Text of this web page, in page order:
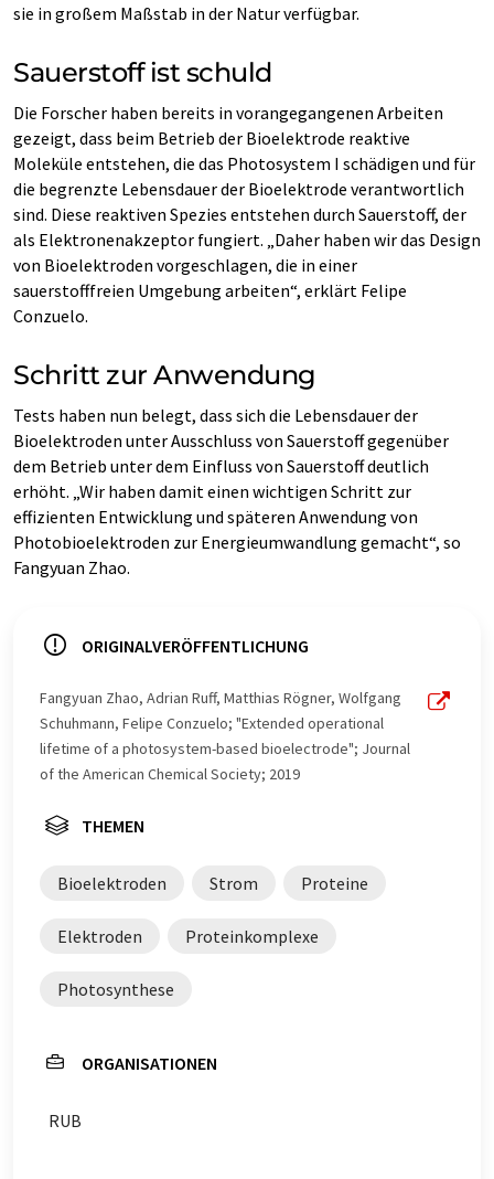
sie in großem Maßstab in der Natur verfügbar.
Sauerstoff ist schuld
Die Forscher haben bereits in vorangegangenen Arbeiten
gezeigt, dass beim Betrieb der Bioelektrode reaktive
Moleküle entstehen, die das Photosystem I schädigen und für
die begrenzte Lebensdauer der Bioelektrode verantwortlich
sind. Diese reaktiven Spezies entstehen durch Sauerstoff, der
als Elektronenakzeptor fungiert. „Daher haben wir das Design
von Bioelektroden vorgeschlagen, die in einer
sauerstofffreien Umgebung arbeiten“, erklärt Felipe
Conzuelo.
Schritt zur Anwendung
Tests haben nun belegt, dass sich die Lebensdauer der
Bioelektroden unter Ausschluss von Sauerstoff gegenüber
dem Betrieb unter dem Einfluss von Sauerstoff deutlich
erhöht. „Wir haben damit einen wichtigen Schritt zur
effizienten Entwicklung und späteren Anwendung von
Photobioelektroden zur Energieumwandlung gemacht“, so
Fangyuan Zhao.
ORIGINALVERÖFFENTLICHUNG
Fangyuan Zhao, Adrian Ruff, Matthias Rögner, Wolfgang
Schuhmann, Felipe Conzuelo; "Extended operational
lifetime of a photosystem-based bioelectrode"; Journal
of the American Chemical Society; 2019
THEMEN
Bioelektroden Strom Proteine
Elektroden Proteinkomplexe
Photosynthese
ORGANISATIONEN
RUB